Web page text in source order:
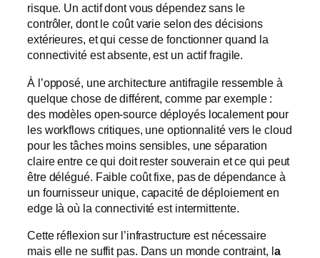
risque. Un actif dont vous dépendez sans le
contrôler, dont le coût varie selon des décisions
extérieures, et qui cesse de fonctionner quand la
connectivité est absente, est un actif fragile.
À l’opposé, une architecture antifragile ressemble à
quelque chose de différent, comme par exemple :
des modèles open-source déployés localement pour
les workflows critiques, une optionnalité vers le cloud
pour les tâches moins sensibles, une séparation
claire entre ce qui doit rester souverain et ce qui peut
être délégué. Faible coût fixe, pas de dépendance à
un fournisseur unique, capacité de déploiement en
edge là où la connectivité est intermittente.
Cette réflexion sur l’infrastructure est nécessaire
mais elle ne suffit pas. Dans un monde contraint, la